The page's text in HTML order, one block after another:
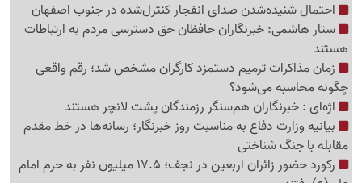
احتمال شنیده‌شدن صدای انفجار کنترل‌شده در جنوب اصفهان
ستار هاشمی: خبرنگاران حافظان حق دسترسی مردم به ارتباطات
هستند
زمان مذاکرات ترمیم دستمزد کارگران مشخص شد؛ رقم واقعی
چگونه محاسبه می‌شود؟
اژه‌ای : خبرنگاران هم‌سنگر رزمندگان پشت لانچر هستند
بیانیه وزارت دفاع به مناسبت روز خبرنگار؛ رسانه‌ها در خط مقدم
مقابله با جنگ شناختی
رکورد حضور زائران اربعین در نجف؛ 17.5 میلیون نفر به حرم امام